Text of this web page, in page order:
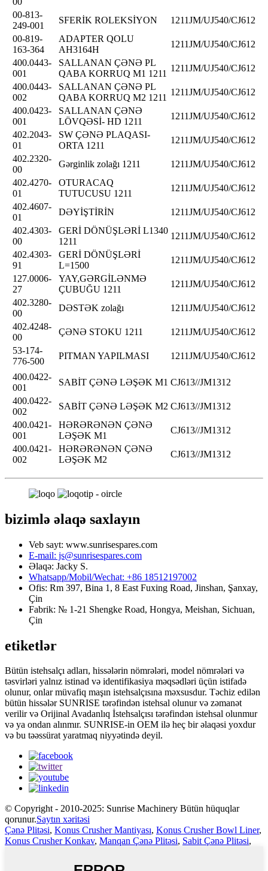
00-813-
249-001
SFERİK ROLEKSİYON
1211JM/UJ540/CJ612
00-819-
163-364
ADAPTER QOLU
AH3164H
1211JM/UJ540/CJ612
400.0443-
001
SALLANAN ÇƏNƏ PL
QABA KORRUQ M1 1211
1211JM/UJ540/CJ612
400.0443-
002
SALLANAN ÇƏNƏ PL
QABA KORRUQ M2 1211
1211JM/UJ540/CJ612
400.0423-
001
SALLANAN ÇƏNƏ
LÖVQƏSİ- HD 1211
1211JM/UJ540/CJ612
402.2043-
01
SW ÇƏNƏ PLAQASI-
ORTA 1211
1211JM/UJ540/CJ612
402.2320-
00
Gərginlik zolağı 1211
1211JM/UJ540/CJ612
402.4270-
01
OTURACAQ
TUTUCUSU 1211
1211JM/UJ540/CJ612
402.4607-
01
DƏYİŞTİRİN
1211JM/UJ540/CJ612
402.4303-
00
GERİ DÖNÜŞLƏRİ L1340
1211
1211JM/UJ540/CJ612
402.4303-
91
GERİ DÖNÜŞLƏRİ
L=1500
1211JM/UJ540/CJ612
127.0006-
27
YAY,GƏRGİLƏNMƏ
ÇUBUĞU 1211
1211JM/UJ540/CJ612
402.3280-
00
DƏSTƏK zolağı
1211JM/UJ540/CJ612
402.4248-
00
ÇƏNƏ STOKU 1211
1211JM/UJ540/CJ612
53-174-
776-500
PITMAN YAPILMASI 1211JM/UJ540/CJ612
400.0422-
001
SABİT ÇƏNƏ LƏŞƏK M1 CJ613//JM1312
400.0422-
002
SABİT ÇƏNƏ LƏŞƏK M2 CJ613//JM1312
400.0421-
001
HƏRƏRƏNƏN ÇƏNƏ
LƏŞƏK M1
CJ613//JM1312
400.0421-
002
HƏRƏRƏNƏN ÇƏNƏ
LƏŞƏK M2
CJ613//JM1312
bizimlə əlaqə saxlayın
Veb sayt: www.sunrisespares.com
E-mail: js@sunrisespares.com
Əlaqə: Jacky S.
Whatsapp/Mobil/Wechat: +86 18512197002
Ofis: Rm 397, Bina 1, 8 East Fuxing Road, Jinshan, Şanxay,
Çin
Fabrik: № 1-21 Shengke Road, Hongya, Meishan, Sichuan,
Çin
etiketlər
Bütün istehsalçı adları, hissələrin nömrələri, model nömrələri və
təsvirləri yalnız istinad və identifikasiya məqsədləri üçün istifadə
olunur, onlar müvafiq maşın istehsalçısına məxsusdur. Təchiz edilən
bütün hissələr SUNRISE tərəfindən istehsal olunur və zəmanət
verilir və Orijinal Avadanlıq İstehsalçısı tərəfindən istehsal olunmur
və ya ondan alınmır. SUNRISE-in OEM ilə heç bir əlaqəsi yoxdur
və bu təəssürat yaratmaq niyyətində deyil.
© Copyright - 2010-2025: Sunrise Machinery Bütün hüquqlar
qorunur.Saytın xəritəsi
Çənə Plitəsi, Konus Crusher Mantiyası, Konus Crusher Bowl Liner,
Konus Crusher Konkav, Manqan Çənə Plitəsi, Sabit Çənə Plitəsi,